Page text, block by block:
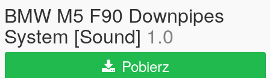
BMW M5 F90 Downpipes
System [Sound] 1.0
Pobierz